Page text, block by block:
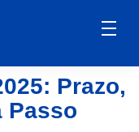
Prazo,
Passo